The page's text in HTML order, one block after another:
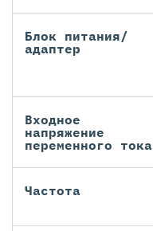
Блок питания/
адаптер
Входное
напряжение
переменного тока
Частота